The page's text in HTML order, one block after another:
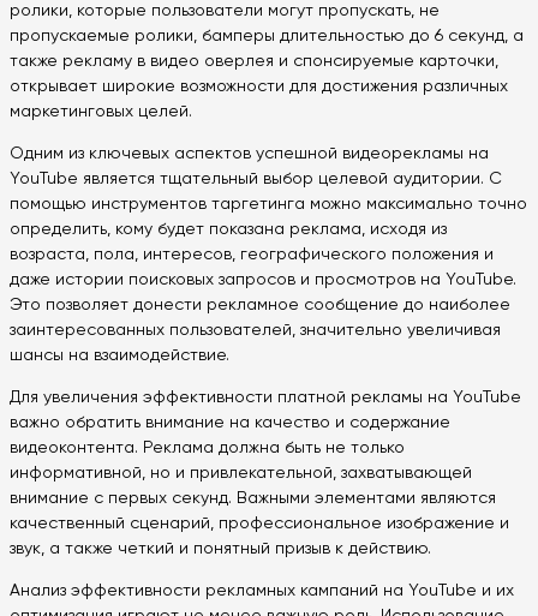
ролики, которые пользователи могут пропускать, не
пропускаемые ролики, бамперы длительностью до 6 секунд, а
также рекламу в видео оверлея и спонсируемые карточки,
открывает широкие возможности для достижения различных
маркетинговых целей.
Одним из ключевых аспектов успешной видеорекламы на
YouTube является тщательный выбор целевой аудитории. С
помощью инструментов таргетинга можно максимально точно
определить, кому будет показана реклама, исходя из
возраста, пола, интересов, географического положения и
даже истории поисковых запросов и просмотров на YouTube.
Это позволяет донести рекламное сообщение до наиболее
заинтересованных пользователей, значительно увеличивая
шансы на взаимодействие.
Для увеличения эффективности платной рекламы на YouTube
важно обратить внимание на качество и содержание
видеоконтента. Реклама должна быть не только
информативной, но и привлекательной, захватывающей
внимание с первых секунд. Важными элементами являются
качественный сценарий, профессиональное изображение и
звук, а также четкий и понятный призыв к действию.
Анализ эффективности рекламных кампаний на YouTube и их